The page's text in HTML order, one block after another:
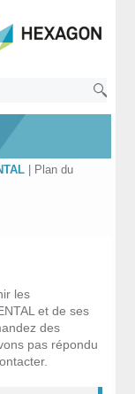
|
Plan du
les
et de ses
des
pas répondu